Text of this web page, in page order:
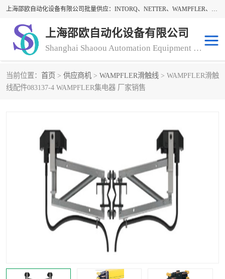
上海邵欧自动化设备有限公司批量供应：INTORQ、NETTER、WAMPFLER、WARNER、WICHITA、三菱离合器、warner离合器、NETTER振动器、WAMPFLER滑触线。上海邵欧自动化设备有限公司提供创新技术与产品解决方案，让客户享有高性价比，优质的产品和服务，我们坚持以持续技术和服务创新为客户不断创造价值。欢迎来电咨询！
上海邵欧自动化设备有限公司
Shanghai Shaoou Automation Equipment Co., Ltd
当前位置： 首页 > 供应商机 > WAMPFLER滑触线 > WAMPFLER滑触
线配件083137-4 WAMPFLER集电器 厂家销售
warner离合器 LENZE
INTORQ 三菱离合器
BISON GEAR DAYTON
LEESON ELECTRIC carlson制动器
MACH III离合器 CLEVELAND